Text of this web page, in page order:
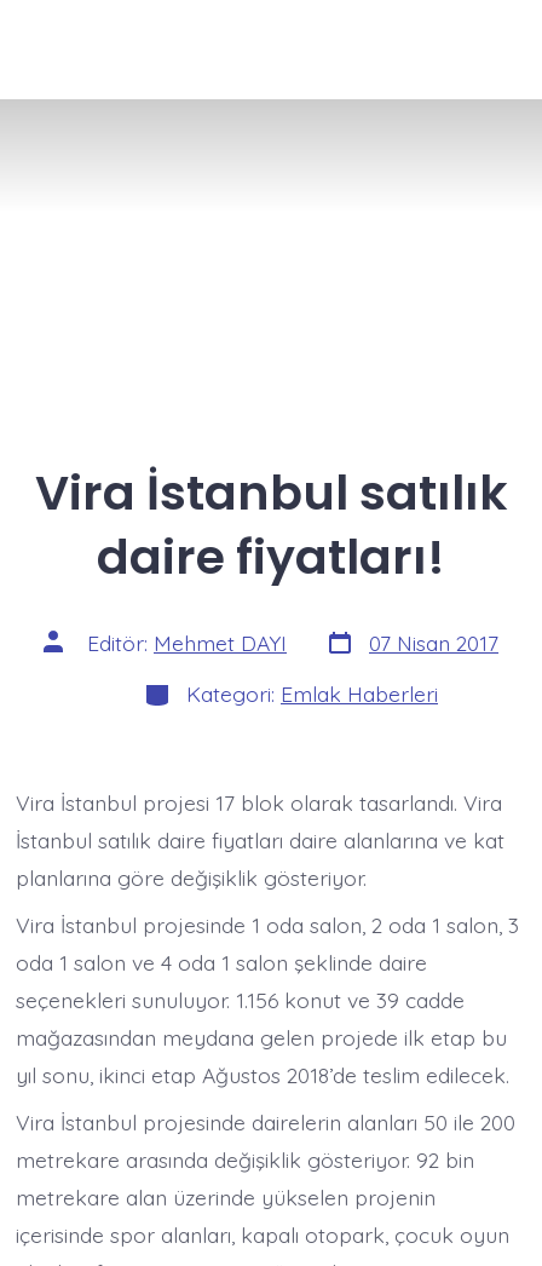
Vira İstanbul satılık
daire fiyatları!
Yazının
yazarı
Editör: Mehmet DAYI Yazı
tarihi
07 Nisan 2017
Kategoriler
Kategori: Emlak Haberleri
Vira İstanbul projesi 17 blok olarak tasarlandı. Vira
İstanbul satılık daire fiyatları daire alanlarına ve kat
planlarına göre değişiklik gösteriyor.
Vira İstanbul projesinde 1 oda salon, 2 oda 1 salon, 3
oda 1 salon ve 4 oda 1 salon şeklinde daire
seçenekleri sunuluyor. 1.156 konut ve 39 cadde
mağazasından meydana gelen projede ilk etap bu
yıl sonu, ikinci etap Ağustos 2018’de teslim edilecek.
Vira İstanbul projesinde dairelerin alanları 50 ile 200
metrekare arasında değişiklik gösteriyor. 92 bin
metrekare alan üzerinde yükselen projenin
içerisinde spor alanları, kapalı otopark, çocuk oyun